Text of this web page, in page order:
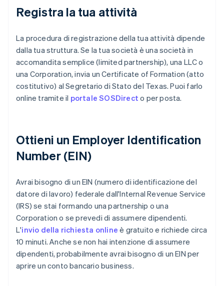
Registra la tua attività
La procedura di registrazione della tua attività dipende
dalla tua struttura. Se la tua società è una società in
accomandita semplice (limited partnership), una LLC o
una Corporation, invia un Certificate of Formation (atto
costitutivo) al Segretario di Stato del Texas. Puoi farlo
online tramite il portale SOSDirect o per posta.
Ottieni un Employer Identification
Number (EIN)
Avrai bisogno di un EIN (numero di identificazione del
datore di lavoro) federale dall'Internal Revenue Service
(IRS) se stai formando una partnership o una
Corporation o se prevedi di assumere dipendenti.
L'invio della richiesta online è gratuito e richiede circa
10 minuti. Anche se non hai intenzione di assumere
dipendenti, probabilmente avrai bisogno di un EIN per
aprire un conto bancario business.